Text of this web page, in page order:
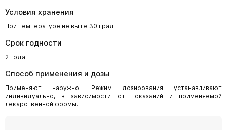
Условия хранения
При температуре не выше 30 град.
Срок годности
2 года
Способ применения и дозы
Применяют наружно. Режим дозирования устанавливают
индивидуально, в зависимости от показаний и применяемой
лекарственной формы.